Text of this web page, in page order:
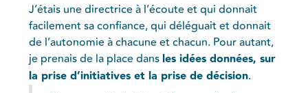
J’étais une directrice à l’écoute et qui donnait
facilement sa confiance, qui déléguait et donnait
de l’autonomie à chacune et chacun. Pour autant,
je prenais de la place dansles idées données, sur
la prise d’initiatives et la prise de décision.